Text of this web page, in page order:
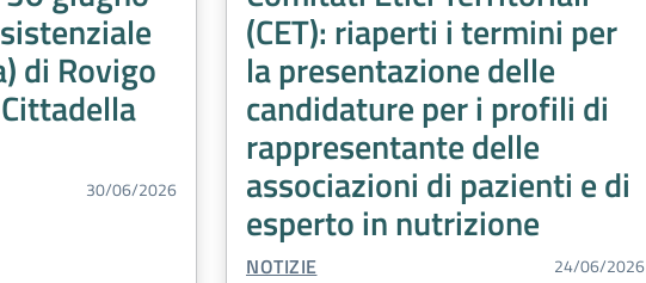
di Rovigo
30/06/2026
(CET): riaperti i termini per
la presentazione delle
candidature per i profili di
rappresentante delle
associazioni di pazienti e di
esperto in nutrizione
TIPO CONTENUTO:
NOTIZIE 24/06/2026